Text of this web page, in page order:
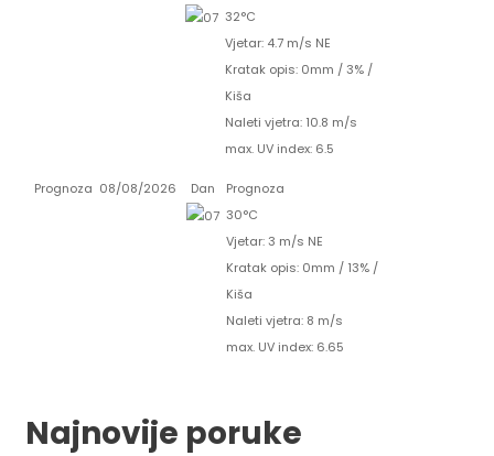
32°C
Vjetar: 4.7 m/s NE
Kratak opis: 0mm /3%/
Kiša
Naleti vjetra: 10.8 m/s
max. UV index: 6.5
Prognoza 08/08/2026 Dan
Prognoza
30°C
Vjetar: 3 m/s NE
Kratak opis: 0mm / 13%/
Kiša
Naleti vjetra: 8 m/s
max. UV index: 6.65
Najnovije poruke